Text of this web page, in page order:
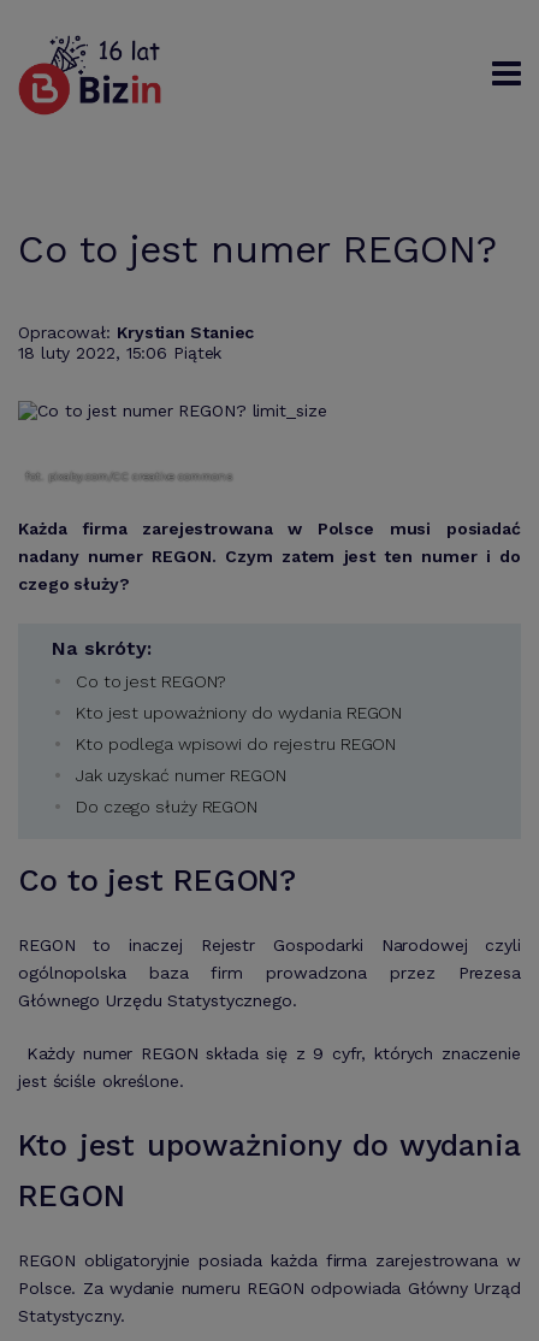
Co to jest numer REGON?
Opracował: Krystian Staniec
18 luty 2022, 15:06 Piątek
fot. pixaby.com/CC creative commons
Każda firma zarejestrowana w Polsce musi posiadać
nadany numer REGON. Czym zatem jest ten numer i do
czego służy?
Na skróty:
Co to jest REGON?
Kto jest upoważniony do wydania REGON
Kto podlega wpisowi do rejestru REGON
Jak uzyskać numer REGON
Do czego służy REGON
Co to jest REGON?
REGON to inaczej Rejestr Gospodarki Narodowej czyli
ogólnopolska baza firm prowadzona przez Prezesa
Głównego Urzędu Statystycznego.
Każdy numer REGON składa się z 9 cyfr, których znaczenie
jest ściśle określone.
Kto jest upoważniony do wydania
REGON
REGON obligatoryjnie posiada każda firma zarejestrowana w
Polsce. Za wydanie numeru REGON odpowiada Główny Urząd
Statystyczny.